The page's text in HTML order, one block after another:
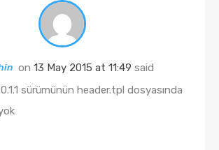
on 13 May 2015 at 11:49 said
sürümünün header.tpl dosyasında